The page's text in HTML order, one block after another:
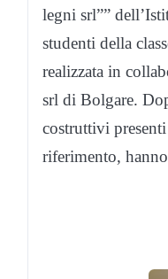
legni srl””
studenti della
realizzata in
srl di Bolgare.
costruttivi
riferimento,